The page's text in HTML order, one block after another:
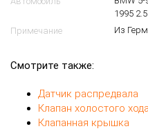
1995
Примечание
Из
Смотрите также:
Датчик распредвала
Клапан холостого хода
Клапанная крышка